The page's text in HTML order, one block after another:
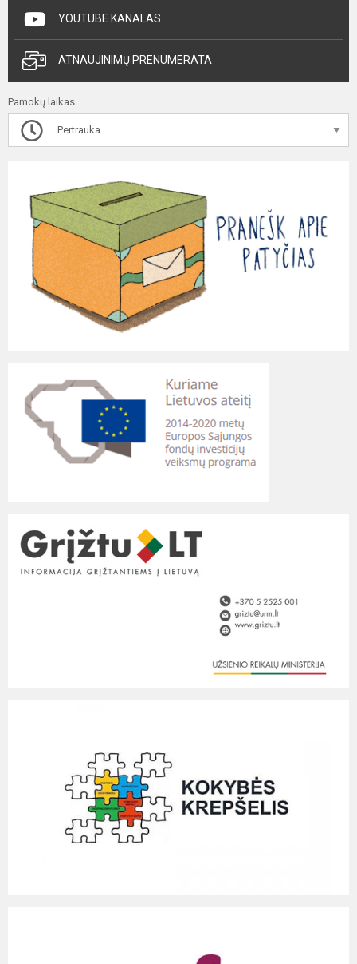
YOUTUBE KANALAS
ATNAUJINIMŲ PRENUMERATA
Pamokų laikas
Pertrauka